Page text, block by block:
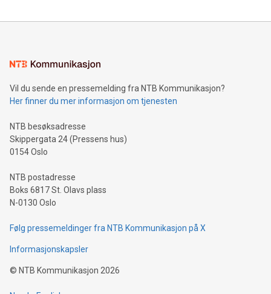
Vil du sende en pressemelding fra NTB Kommunikasjon?
Her finner du mer informasjon om tjenesten
NTB besøksadresse
Skippergata 24 (Pressens hus)
0154 Oslo
NTB postadresse
Boks 6817 St. Olavs plass
N-0130 Oslo
Følg pressemeldinger fra NTB Kommunikasjon på X
Informasjonskapsler
© NTB Kommunikasjon 2026